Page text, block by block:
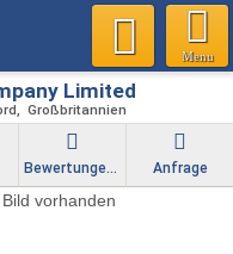
Menu
Limited
Großbritannien
Bewertungen Anfrage